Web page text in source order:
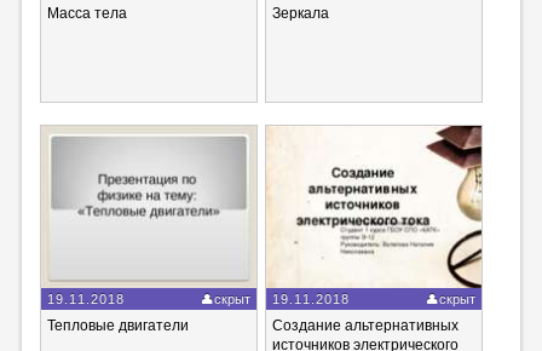
Масса тела Зеркала
19.11.2018 скрыт
Тепловые двигатели
19.11.2018 скрыт
Создание альтернативных
источников электрического